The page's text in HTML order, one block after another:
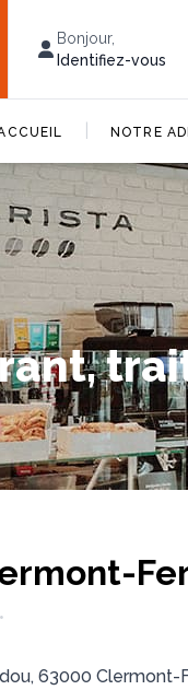
Bonjour,
Identifiez-vous
NOTRE
•
63000 Clermont-